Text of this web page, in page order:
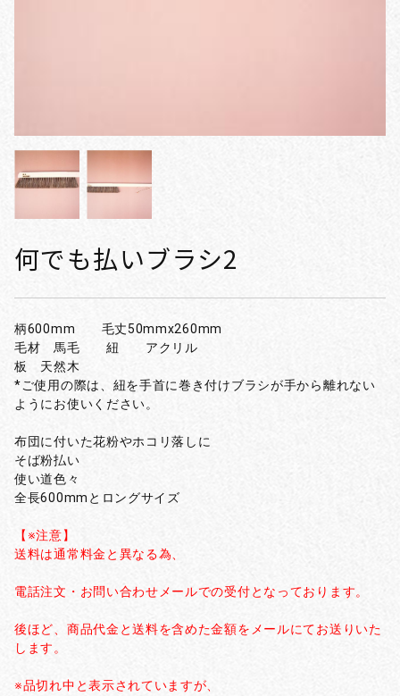
何でも払いブラシ2
柄600mm 毛丈50mmx260mm
毛材 馬毛 紐 アクリル
板 天然木
*ご使用の際は、紐を手首に巻き付けブラシが手から離れない
ようにお使いください。
布団に付いた花粉やホコリ落しに
そば粉払い
使い道色々
全長600mmとロングサイズ
【※注意】
送料は通常料金と異なる為、
電話注文・お問い合わせメールでの受付となっております。
後ほど、商品代金と送料を含めた金額をメールにてお送りいた
します。
※品切れ中と表示されていますが、